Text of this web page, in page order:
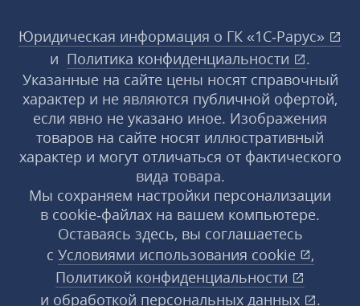
Юридическая информация о ГК «1С‑Рарус»
и Политика конфиденциальности
.
Указанные на сайте цены носят справочный
характер и не являются публичной офертой,
если явно не указано иное. Изображения
товаров на сайте носят иллюстративный
характер и могут отличаться от фактического
вида товара.
Мы сохраняем настройки персонализации
в cookie‑файлах на вашем компьютере.
Оставаясь здесь, вы соглашаетесь
с Условиями использования cookie
,
Политикой конфиденциальности
и обработкой персональных данных .